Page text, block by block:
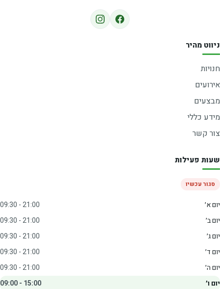
ניווט מהיר
חנויות
אירועים
מבצעים
מידע כללי
צור קשר
שעות פעילות
סגור עכשיו
יום א׳
09:30 - 21:00
יום ב׳
09:30 - 21:00
יום ג׳
09:30 - 21:00
יום ד׳
09:30 - 21:00
יום ה׳
09:30 - 21:00
יום ו׳
09:00 - 15:00